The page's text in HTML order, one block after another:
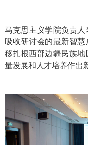
马克思主义学院负责
吸收研讨会的最新智
移扎根西部边疆民族
量发展和人才培养作出